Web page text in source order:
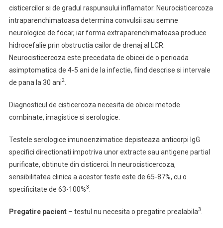
cisticercilor si de gradul raspunsului inflamator. Neurocisticercoza
intraparenchimatoasa determina convulsii sau semne
neurologice de focar, iar forma extraparenchimatoasa produce
hidrocefalie prin obstructia cailor de drenaj al LCR.
Neurocisticercoza este precedata de obicei de o perioada
asimptomatica de 4-5 ani de la infectie, fiind descrise si intervale
de pana la 30 ani2.
Diagnosticul de cisticercoza necesita de obicei metode
combinate, imagistice si serologice.
Testele serologice imunoenzimatice depisteaza anticorpi IgG
specifici directionati impotriva unor extracte sau antigene partial
purificate, obtinute din cisticerci. In neurocisticercoza,
sensibilitatea clinica a acestor teste este de 65-87%, cu o
specificitate de 63-100%3
Pregatire pacient – testul nu necesita o pregatire prealabila3